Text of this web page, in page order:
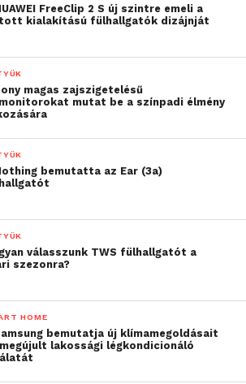
FreeClip 2 S új szintre emeli a
kialakítású fülhallgatók dizájnját
magas zajszigetelésű
mutat be a színpadi élmény
bemutatta az Ear (3a)
válasszunk TWS fülhallgatót a
szezonra?
HOME
bemutatja új klímamegoldásait
lakossági légkondicionáló